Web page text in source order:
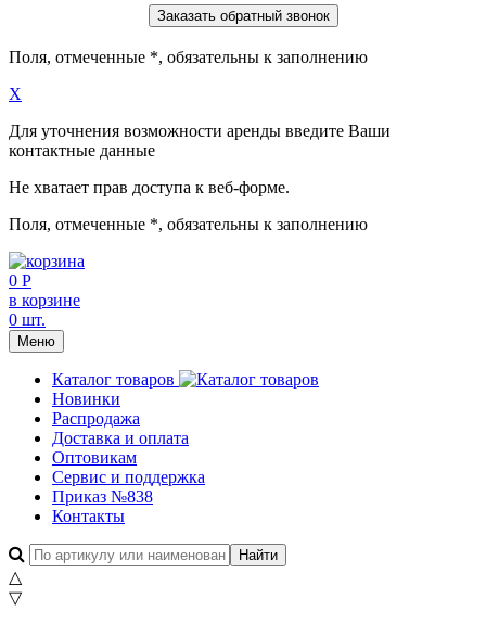
Поля, отмеченные *, обязательны к заполнению
X
Для уточнения возможности аренды введите Ваши
контактные данные
Не хватает прав доступа к веб-форме.
Поля, отмеченные *, обязательны к заполнению
0 Р
в корзине
0 шт.
Меню
Каталог товаров
Новинки
Распродажа
Доставка и оплата
Оптовикам
Сервис и поддержка
Приказ №838
Контакты
△
▽